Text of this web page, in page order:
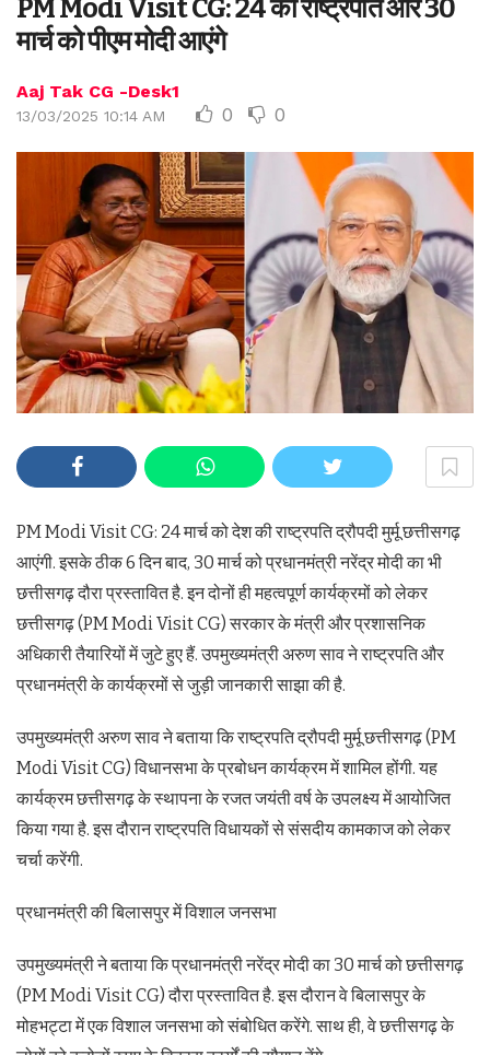
PM Modi Visit CG: 24 को राष्‍ट्रपति और 30
मार्च को पीएम मोदी आएंगे
Aaj Tak CG -Desk1
13/03/2025 10:14 AM 0 0
PM Modi Visit CG: 24 मार्च को देश की राष्ट्रपति द्रौपदी मुर्मू छत्तीसगढ़
आएंगी. इसके ठीक 6 दिन बाद, 30 मार्च को प्रधानमंत्री नरेंद्र मोदी का भी
छत्तीसगढ़ दौरा प्रस्तावित है. इन दोनों ही महत्वपूर्ण कार्यक्रमों को लेकर
छत्तीसगढ़ (PM Modi Visit CG) सरकार के मंत्री और प्रशासनिक
अधिकारी तैयारियों में जुटे हुए हैं. उपमुख्यमंत्री अरुण साव ने राष्ट्रपति और
प्रधानमंत्री के कार्यक्रमों से जुड़ी जानकारी साझा की है.
उपमुख्यमंत्री अरुण साव ने बताया कि राष्ट्रपति द्रौपदी मुर्मू छत्तीसगढ़ (PM
Modi Visit CG) विधानसभा के प्रबोधन कार्यक्रम में शामिल होंगी. यह
कार्यक्रम छत्तीसगढ़ के स्थापना के रजत जयंती वर्ष के उपलक्ष्य में आयोजित
किया गया है. इस दौरान राष्ट्रपति विधायकों से संसदीय कामकाज को लेकर
चर्चा करेंगी.
प्रधानमंत्री की बिलासपुर में विशाल जनसभा
उपमुख्यमंत्री ने बताया कि प्रधानमंत्री नरेंद्र मोदी का 30 मार्च को छत्तीसगढ़
(PM Modi Visit CG) दौरा प्रस्तावित है. इस दौरान वे बिलासपुर के
मोहभट्टा में एक विशाल जनसभा को संबोधित करेंगे. साथ ही, वे छत्तीसगढ़ के